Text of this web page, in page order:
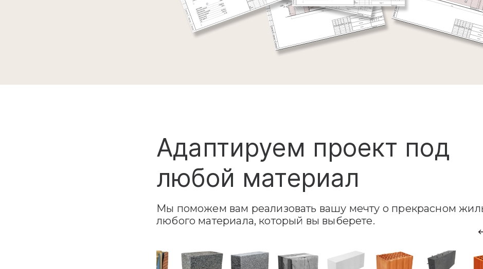
Адаптируем проект под
любой материал
Мы поможем вам реализовать вашу мечту о прекрасном
любого материала, который вы выберете.